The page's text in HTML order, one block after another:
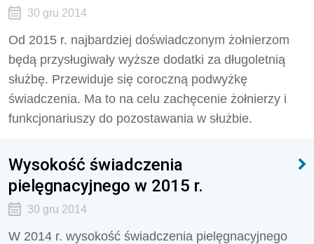
30 gru 2014
Od 2015 r. najbardziej doświadczonym żołnierzom
będą przysługiwały wyższe dodatki za długoletnią
służbę. Przewiduje się coroczną podwyżkę
świadczenia. Ma to na celu zachęcenie żołnierzy i
funkcjonariuszy do pozostawania w służbie.
Wysokość świadczenia
pielęgnacyjnego w 2015 r.
30 gru 2014
W 2014 r. wysokość świadczenia pielęgnacyjnego